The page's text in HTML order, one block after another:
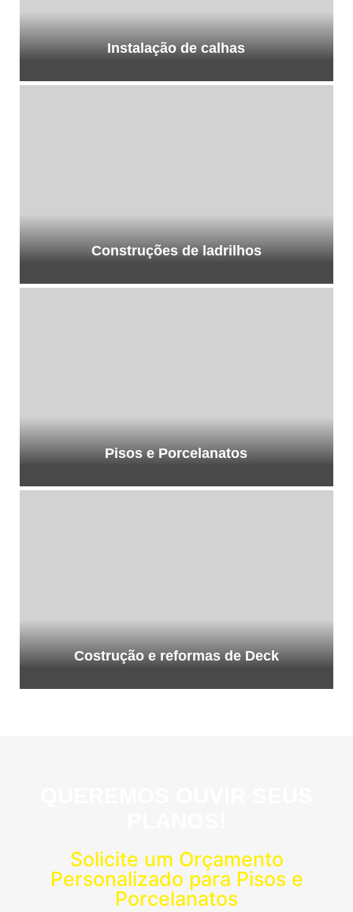
Instalação de calhas
Construções de ladrilhos
Pisos e Porcelanatos
Costrução e reformas de Deck
Solicite um Orçamento
Personalizado para Pisos e
Porcelanatos